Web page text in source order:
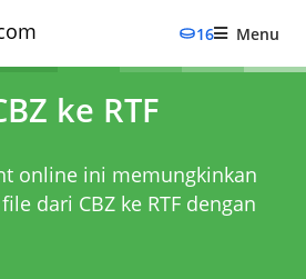
16 Menu
ke RTF
online ini memungkinkan
dari CBZ ke RTF dengan